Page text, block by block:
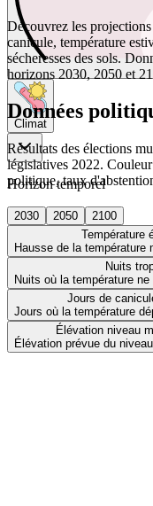
Climat
Horizon temporel
2030 2050
2100
Température
Hausse de la température
Nuits
Nuits où la température
Jours de
Jours où la température
Élévation niveau
Élévation prévue du
Découvrez les
canicule, température
sécheresses des sols.
horizons 2030, 2050 et
Données
Résultats des élections
législatives 2022.
politique, taux